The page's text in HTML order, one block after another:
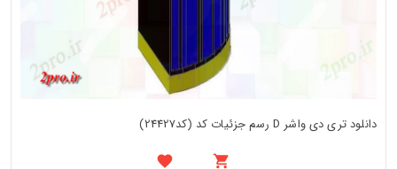
دانلود تری دی واشر D رسم جزئیات کد (کد24427)